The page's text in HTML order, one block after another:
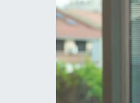
KONGRE HABERLERİ
KONGRE TAKVİMİ
RÖPORTAJLAR
BİYOGRAFİLER